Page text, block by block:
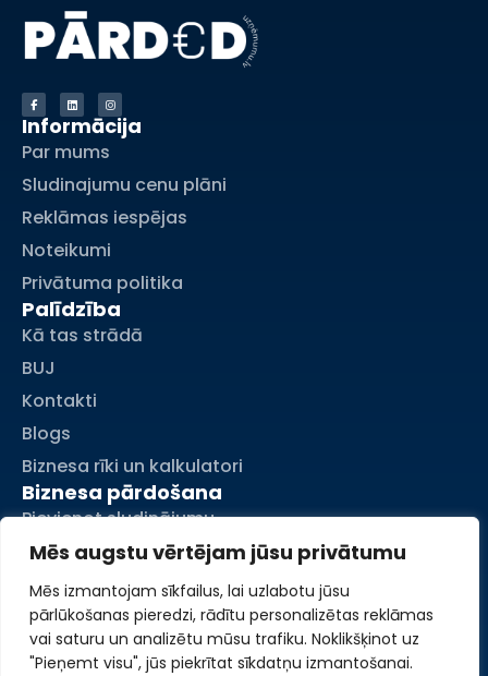
Mēs augstu vērtējam jūsu privātumu
Mēs izmantojam sīkfailus, lai uzlabotu jūsu
pārlūkošanas pieredzi, rādītu personalizētas reklāmas
vai saturu un analizētu mūsu trafiku. Noklikšķinot uz
"Pieņemt visu", jūs piekrītat sīkdatņu izmantošanai.
Informācija
Par mums
Sludinajumu cenu plāni
Reklāmas iespējas
Noteikumi
Privātuma politika
Palīdzība
Kā tas strādā
BUJ
Kontakti
Blogs
Biznesa rīki un kalkulatori
Biznesa pārdošana
Pievienot sludinājumu
Mani sludinājumi
Mans konts